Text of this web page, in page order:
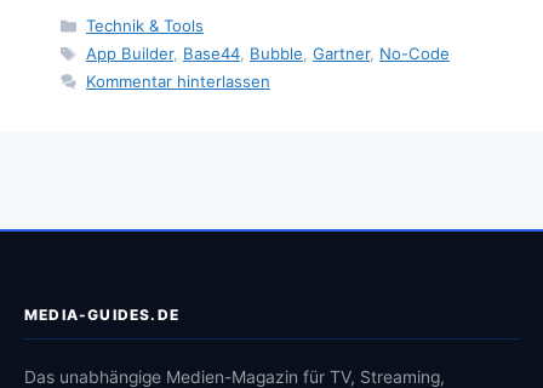
Kategorien
Technik & Tools
Schlagwörter
App Builder, Base44, Bubble, Gartner, No-Code
Kommentar hinterlassen
MEDIA-GUIDES.DE
Das unabhängige Medien-Magazin für TV, Streaming,